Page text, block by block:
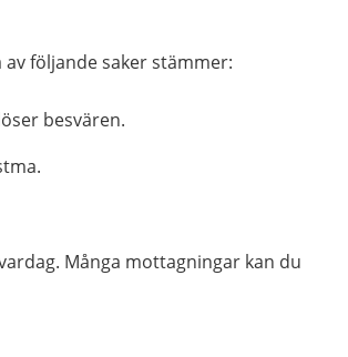
följande saker stämmer:
besvären.
Många mottagningar kan du